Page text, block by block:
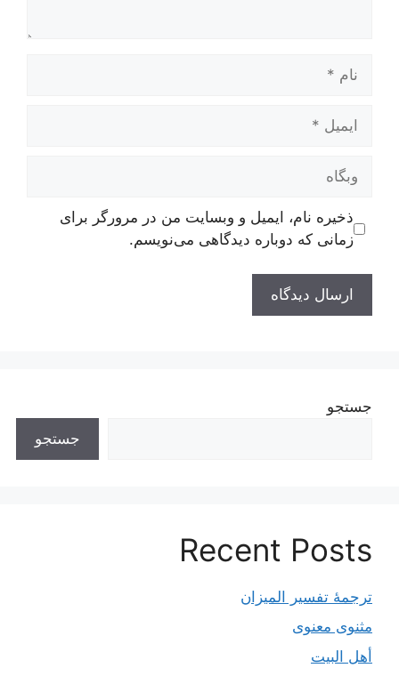
ایمیل
وبگاه
ذخیره نام، ایمیل و وبسایت من در مرورگر برای
زمانی که دوباره دیدگاهی می‌نویسم.
جستجو
جستجو
Recent Posts
ترجمۀ تفسیر المیزان
مثنوی معنوی
أهل البيت